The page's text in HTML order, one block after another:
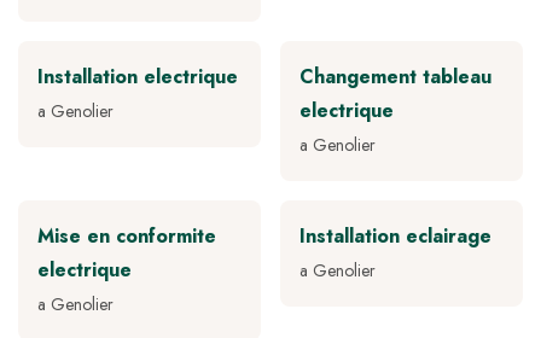
Installation electrique
a Genolier
Changement tableau
electrique
a Genolier
Mise en conformite
electrique
a Genolier
Installation eclairage
a Genolier